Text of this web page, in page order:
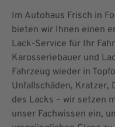
Im Autohaus Frisch in
bieten wir Ihnen einen
Lack-Service für Ihr
Karosseriebauer und
Fahrzeug wieder in
Unfallschäden, Kratzer,
des Lacks – wir setzen
unser Fachwissen ein,